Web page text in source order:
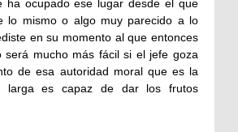
ha ocupado ese lugar desde el que
lo mismo o algo muy parecido a lo
en su momento al que entonces
será mucho más fácil si el jefe goza
de esa autoridad moral que es la
larga es capaz de dar los frutos